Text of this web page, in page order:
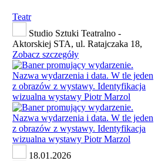
Teatr
Studio Sztuki Teatralno -
Aktorskiej STA, ul. Ratajczaka 18,
Zobacz szczegóły
18.01.2026